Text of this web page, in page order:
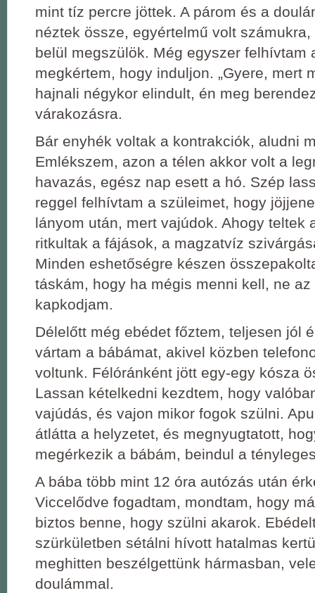
mint tíz percre jöttek. A párom és a
néztek össze, egyértelmű volt
belül megszülök. Még egyszer felhívtam
megkértem, hogy induljon. „Gyere, mert
hajnali négykor elindult, én meg
várakozásra.
Bár enyhék voltak a kontrakciók, aludni
Emlékszem, azon a télen akkor volt a
havazás, egész nap esett a hó. Szép
reggel felhívtam a szüleimet, hogy
lányom után, mert vajúdok. Ahogy teltek
ritkultak a fájások, a magzatvíz
Minden eshetőségre készen
táskám, hogy ha mégis menni kell, ne
kapkodjam.
Délelőtt még ebédet főztem, teljesen jól
vártam a bábámat, akivel közben
voltunk. Félóránként jött egy-egy kósza
Lassan kételkedni kezdtem, hogy
vajúdás, és vajon mikor fogok szülni.
átlátta a helyzetet, és megnyugtatott,
megérkezik a bábám, beindul a
A bába több mint 12 óra autózás után
Viccelődve fogadtam, mondtam, hogy
biztos benne, hogy szülni akarok.
szürkületben sétálni hívott hatalmas
meghitten beszélgettünk hármasban,
doulámmal.